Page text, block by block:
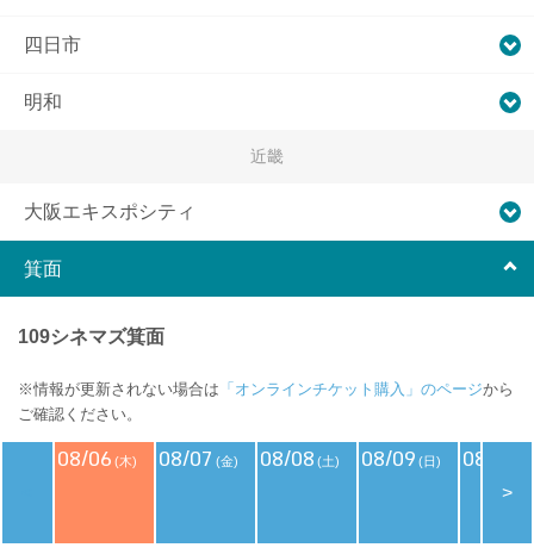
四日市
明和
近畿
大阪エキスポシティ
箕面
109シネマズ箕面
※情報が更新されない場合は 「オンラインチケット購入」のページから
ご確認ください。
08/06 (木) 08/07 (金) 08/08 (土) 08/09 (日) 08/10
>